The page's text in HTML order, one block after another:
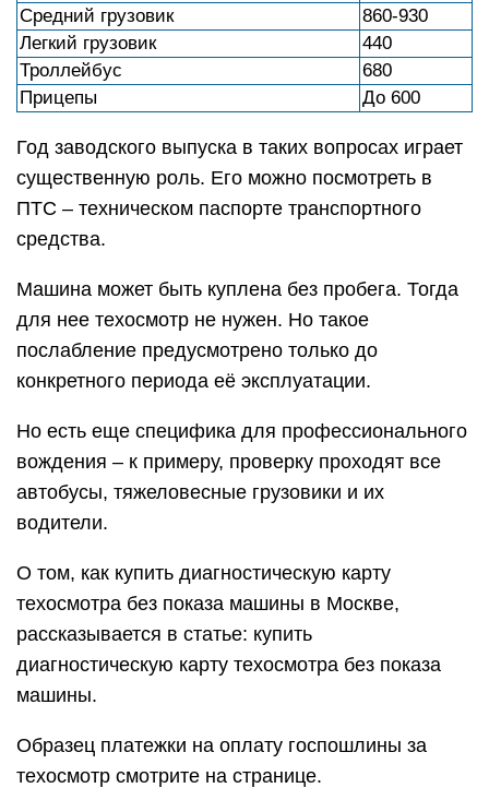
Средний грузовик
860-930
Легкий грузовик
440
Троллейбус
680
Прицепы
До 600
Год заводского выпуска в таких вопросах играет
существенную роль. Его можно посмотреть в
ПТС – техническом паспорте транспортного
средства.
Машина может быть куплена без пробега. Тогда
для нее техосмотр не нужен. Но такое
послабление предусмотрено только до
конкретного периода её эксплуатации.
Но есть еще специфика для профессионального
вождения – к примеру, проверку проходят все
автобусы, тяжеловесные грузовики и их
водители.
О том, как купить диагностическую карту
техосмотра без показа машины в Москве,
рассказывается в статье: купить
диагностическую карту техосмотра без показа
машины.
Образец платежки на оплату госпошлины за
техосмотр смотрите на странице.